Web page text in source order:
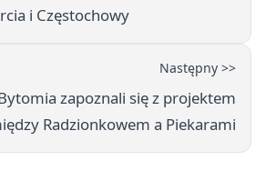
i Częstochowy
Następny >>
zapoznali się z projektem
Radzionkowem a Piekarami